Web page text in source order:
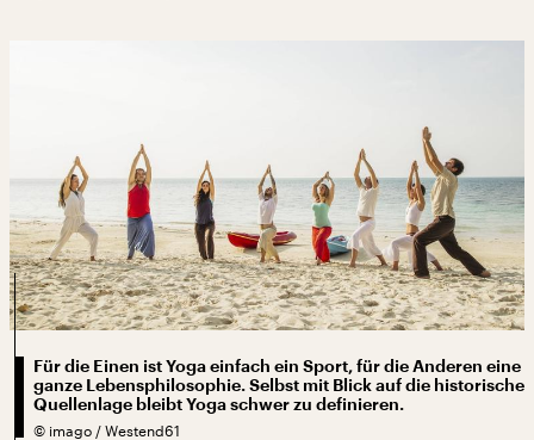
Für die Einen ist Yoga einfach ein Sport, für die Anderen eine
ganze Lebensphilosophie. Selbst mit Blick auf die historische
Quellenlage bleibt Yoga schwer zu definieren.
© imago / Westend61